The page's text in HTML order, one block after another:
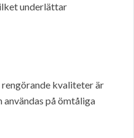
underlättar
kvaliteter är
användas på ömtåliga